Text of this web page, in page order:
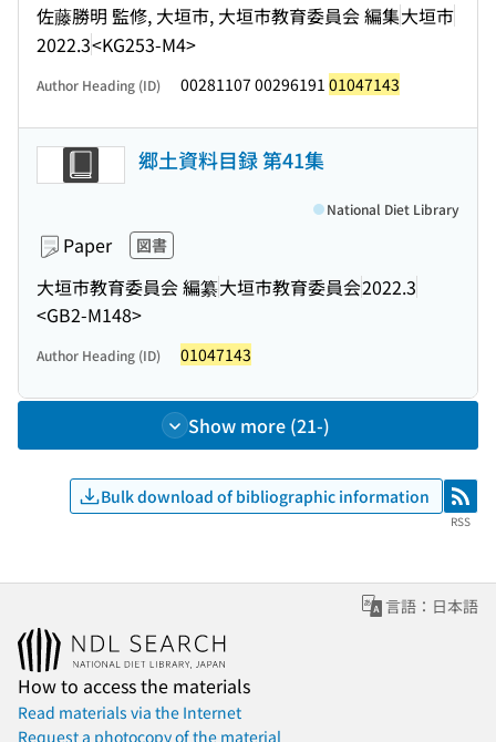
佐藤勝明 監修, 大垣市, 大垣市教育委員会 編集大垣市
2022.3<KG253-M4>
Author Heading (ID) 00281107 00296191 01047143
郷土資料目録 第41集
Paper 図書
大垣市教育委員会 編纂大垣市教育委員会2022.3
<GB2-M148>
National Diet Library
Author Heading (ID) 01047143
Show more (21-)
Bulk download of bibliographic information RSS
RSS
言語：日本語
How to access the materials
Read materials via the Internet
Request a photocopy of the material